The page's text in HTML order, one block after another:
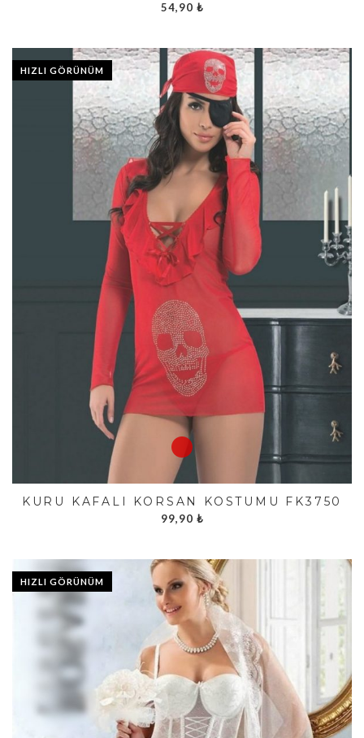
54,90 ₺
HIZLI GÖRÜNÜM
KURU KAFALI KORSAN KOSTÜMÜ FK3750
99,90 ₺
HIZLI GÖRÜNÜM